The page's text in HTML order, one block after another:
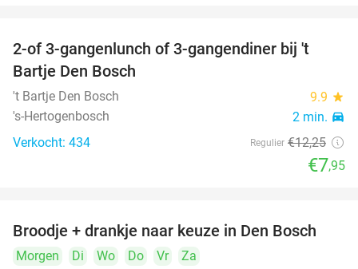
35%
2-of 3-gangenlunch of 3-gangendiner bij 't
Bartje Den Bosch
't Bartje Den Bosch 9.9 star
's-Hertogenbosch 2 min. directions_car
Verkocht: 434 Regulier €12,25
€7,95
41%
Broodje + drankje naar keuze in Den Bosch
Morgen Di Wo Do Vr
Za